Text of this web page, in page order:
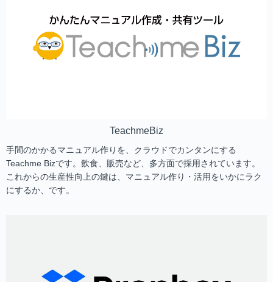
TeachmeBiz
手間のかかるマニュアル作りを、クラウドでカンタンにする
Teachme Bizです。飲食、販売など、多方面で採用されています。
これからの生産性向上の鍵は、マニュアル作り・活用をいかにラク
にするか、です。